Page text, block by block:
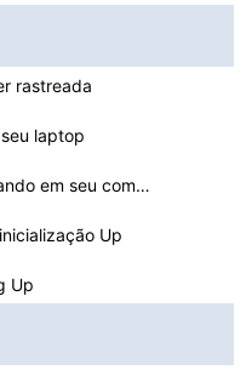
rastreada
laptop
Como para ver se alguém está espiando em seu computad…
Up
Up